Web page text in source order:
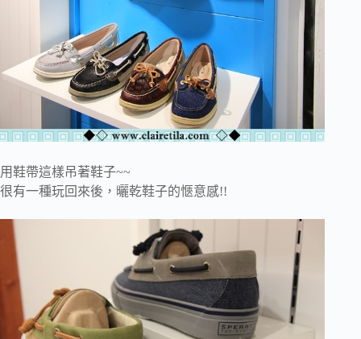
用鞋帶這樣吊著鞋子~~
很有一種玩回來後，曬乾鞋子的愜意感!!